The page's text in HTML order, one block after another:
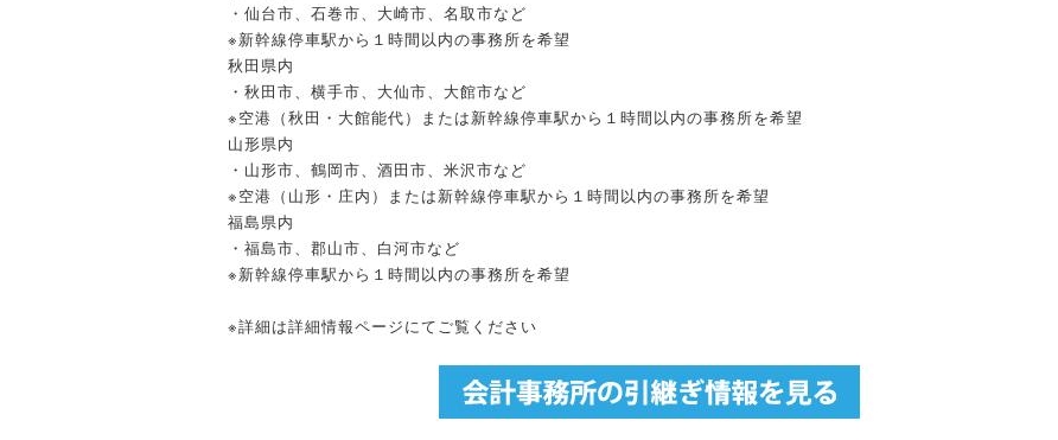
・仙台市、石巻市、大崎市、名取市など
※新幹線停車駅から１時間以内の事務所を希望
秋田県内
・秋田市、横手市、大仙市、大館市など
※空港（秋田・大館能代）または新幹線停車駅から１時間以内の事務所を希望
山形県内
・山形市、鶴岡市、酒田市、米沢市など
※空港（山形・庄内）または新幹線停車駅から１時間以内の事務所を希望
福島県内
・福島市、郡山市、白河市など
※新幹線停車駅から１時間以内の事務所を希望
※詳細は詳細情報ページにてご覧ください